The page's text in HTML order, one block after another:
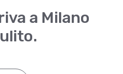
a Milano